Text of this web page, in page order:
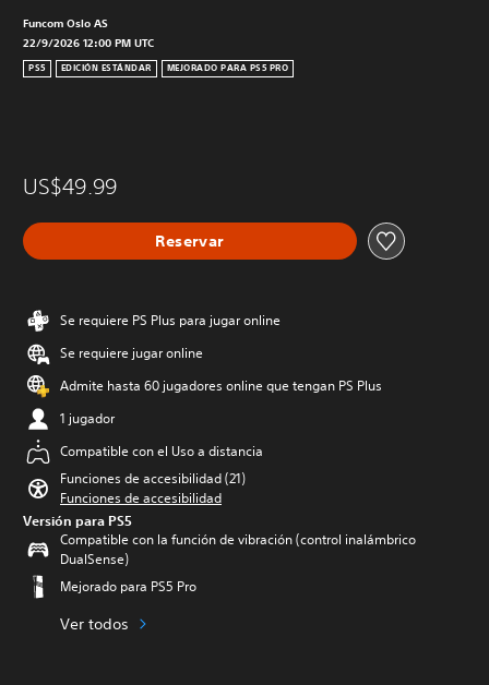
Funcom Oslo AS
22/9/2026 12:00 PM UTC
PS5 EDICIÓN ESTÁNDAR MEJORADO PARA PS5 PRO
US$49.99
Reservar
Se requiere PS Plus para jugar online
Se requiere jugar online
Admite hasta 60 jugadores online que tengan PS Plus
1 jugador
Compatible con el Uso a distancia
Funciones de accesibilidad (21)
Funciones de accesibilidad
Versión para PS5
Compatible con la función de vibración (control inalámbrico
DualSense)
Mejorado para PS5 Pro
Ver todos